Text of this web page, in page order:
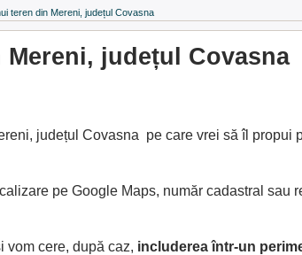
teren din Mereni, județul Covasna
județul Covasna
județul Covasna pe care vrei să îl propui
pe Google Maps, număr cadastral sau
vom cere, după caz, includerea într-un